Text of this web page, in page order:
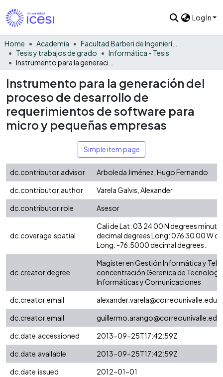
Log In
Home Academia
Facultad Barberi de Ingeniería, Diseño y Ciencias Aplicadas
Tesis y trabajos de grado
Informática - Tesis
Instrumento para la generación del
proceso de desarrollo de
requerimientos de software para
micro y pequeñas empresas
Simple item page
dc.contributor.advisor
Arboleda Jiménez, Hugo Fernando
dc.contributor.author
Varela Galvis, Alexander
dc.contributor.role
Asesor
dc.coverage.spatial
Cali de Lat: 03 24 00 N degrees
decimal degrees Long: 076 30 00 W
Long: -76.5000 decimal degrees.
dc.creator.degree
Magíster en Gestión Informática y
concentración Gerenica de
Informáticas y Comunicaciones
dc.creator.email
dc.creator.email
dc.date.accessioned
2013-09-25T17:42:59Z
dc.date.available
2013-09-25T17:42:59Z
dc.date.issued
2012-01-01